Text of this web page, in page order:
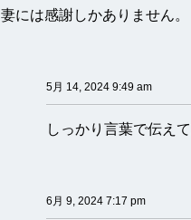
妻には感謝しかありません。
5月 14, 2024 9:49 am
しっかり言葉で伝え
6月 9, 2024 7:17 pm